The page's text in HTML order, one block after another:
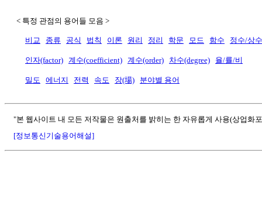
< 특정 관점의 용어들 모음 >
비교 종류 공식 법칙 이론 원리 정리 학문 모드 함수 정수/상수
인자(factor) 계수(coefficient) 계수(order) 차수(degree) 율/률/비
밀도 에너지 전력 속도 장(場) 분야별 용어
"본 웹사이트 내 모든 저작물은 원출처를 밝히는 한 자유롭게 사용(상업화
[정보통신기술용어해설]